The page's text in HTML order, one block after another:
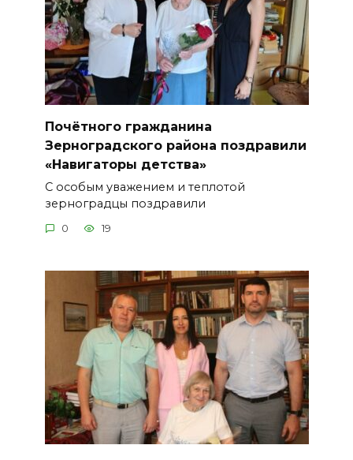
Почётного гражданина
Зерноградского района поздравили
«Навигаторы детства»
С особым уважением и теплотой
зерноградцы поздравили
0 19